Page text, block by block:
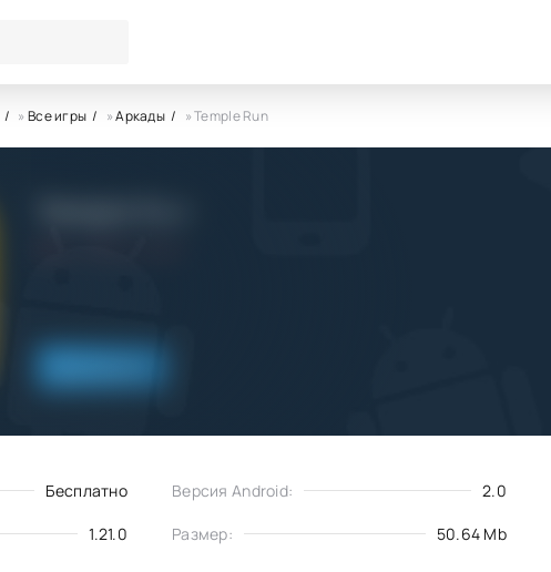
»Все игры »Аркады » Temple Run
Бесплатно Версия Android: 2.0
1.21.0 Размер: 50.64 Mb